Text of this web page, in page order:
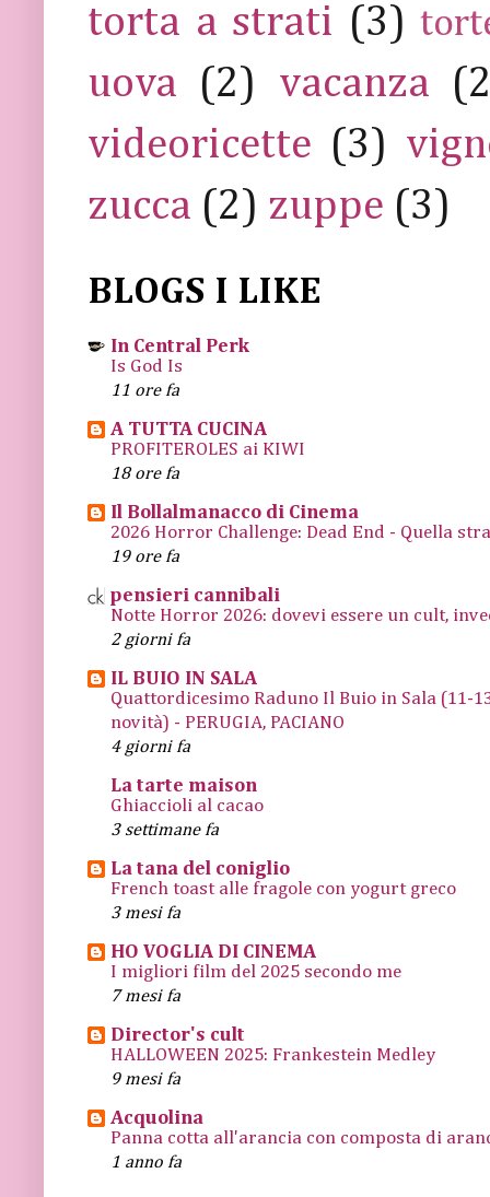
torta a strati (3)
uova (2) vacanza
videoricette (3)
zucca (2) zuppe (3)
BLOGS I LIKE
In Central Perk
Is God Is
11 ore fa
A TUTTA CUCINA
PROFITEROLES ai KIWI
18 ore fa
Il Bollalmanacco di Cinema
2026 Horror Challenge: Dead End - Quella
19 ore fa
pensieri cannibali
Notte Horror 2026: dovevi essere un cult,
2 giorni fa
IL BUIO IN SALA
Quattordicesimo Raduno Il Buio in Sala (11-
novità) - PERUGIA, PACIANO
4 giorni fa
La tarte maison
Ghiaccioli al cacao
3 settimane fa
La tana del coniglio
French toast alle fragole con yogurt greco
3 mesi fa
HO VOGLIA DI CINEMA
I migliori film del 2025 secondo me
7 mesi fa
Director's cult
HALLOWEEN 2025: Frankestein Medley
9 mesi fa
Acquolina
Panna cotta all'arancia con composta di
1 anno fa